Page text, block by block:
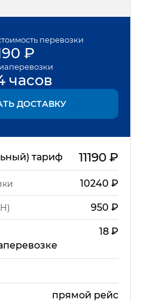
перевозки
₽
часов
ДОСТАВКУ
тариф 11190₽
10240 ₽
950 ₽
18₽
прямой рейс